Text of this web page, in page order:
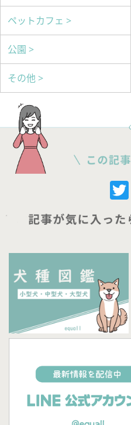
ペットカフェ >
公園 >
その他 >